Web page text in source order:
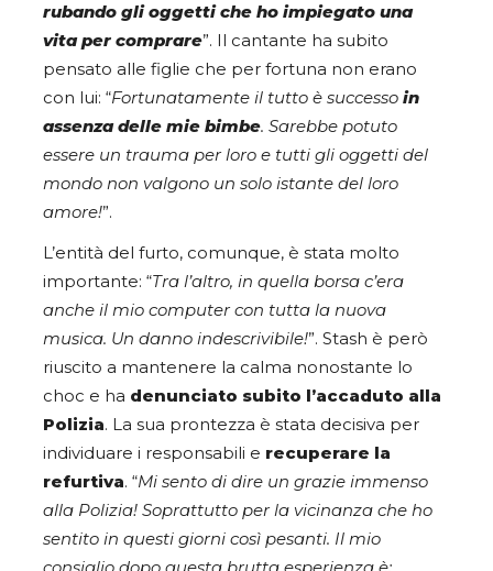
rubando gli oggetti che ho impiegato una
vita per comprare”. Il cantante ha subito
pensato alle figlie che per fortuna non erano
con lui: “Fortunatamente il tutto è successo in
assenza delle mie bimbe. Sarebbe potuto
essere un trauma per loro e tutti gli oggetti del
mondo non valgono un solo istante del loro
amore!”.
L’entità del furto, comunque, è stata molto
importante: “Tra l’altro, in quella borsa c’era
anche il mio computer con tutta la nuova
musica. Un danno indescrivibile!”. Stash è però
riuscito a mantenere la calma nonostante lo
choc e ha denunciato subito l’accaduto alla
Polizia. La sua prontezza è stata decisiva per
individuare i responsabili e recuperare la
refurtiva. “Mi sento di dire un grazie immenso
alla Polizia! Soprattutto per la vicinanza che ho
sentito in questi giorni così pesanti. Il mio